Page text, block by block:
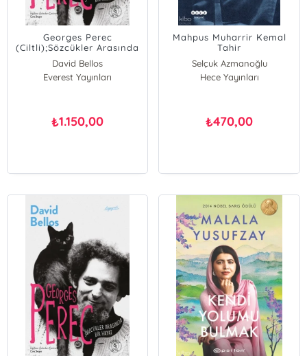
Georges Perec
(Ciltli);Sözcükler Arasında
Bir Hayat
David Bellos
Everest Yayınları
₺1.150,00
Mahpus Muharrir Kemal
Tahir
Selçuk Azmanoğlu
Hece Yayınları
₺470,00